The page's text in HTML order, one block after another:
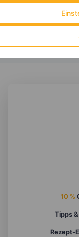
10 %
Tipps
Rezept-